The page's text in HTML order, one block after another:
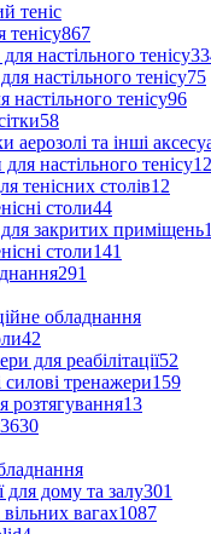
теніс
тенісу867
настільного тенісу
настільного тенісу75
настільного тенісу96
58
аерозолі та інші
настільного тенісу12
тенісних столів12
столи44
для закритих приміщень
столи141
291
обладнання
42
для реабілітації52
силові тренажери159
розтягування13
3630
для дому та залу301
вагах1087